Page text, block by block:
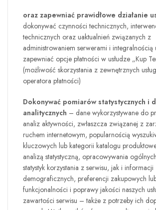
oraz zapewniać prawidłowe działanie
dokonywać czynności technicznych,
technicznych oraz uaktualnień związanych z
administrowaniem serwerami i integralnością
zapewniać opcje płatności w usłudze „Kup
(możliwość skorzystania z zewnętrznych
operatora płatności)
Dokonywać pomiarów statystycznych i
analitycznych – dane wykorzystywane do
analiz aktywności, zwłaszcza związanej z
ruchem internetowym, popularnością
kluczowych lub kategorii katalogu
analizą statystyczną, opracowywania
statystyk korzystania z serwisu, jak i informacji
demograficznych, preferencji zakupowych
funkcjonalności i poprawy jakości naszych
zawartości serwisu – także z potrzeby ich